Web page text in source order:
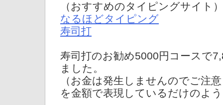
（おすすめのタイピングサイト）
なるほどタイピング
寿司打
寿司打のお勧め5000円コースで
ました。
（お金は発生しませんのでご注
を金額で表現しているだけのよ